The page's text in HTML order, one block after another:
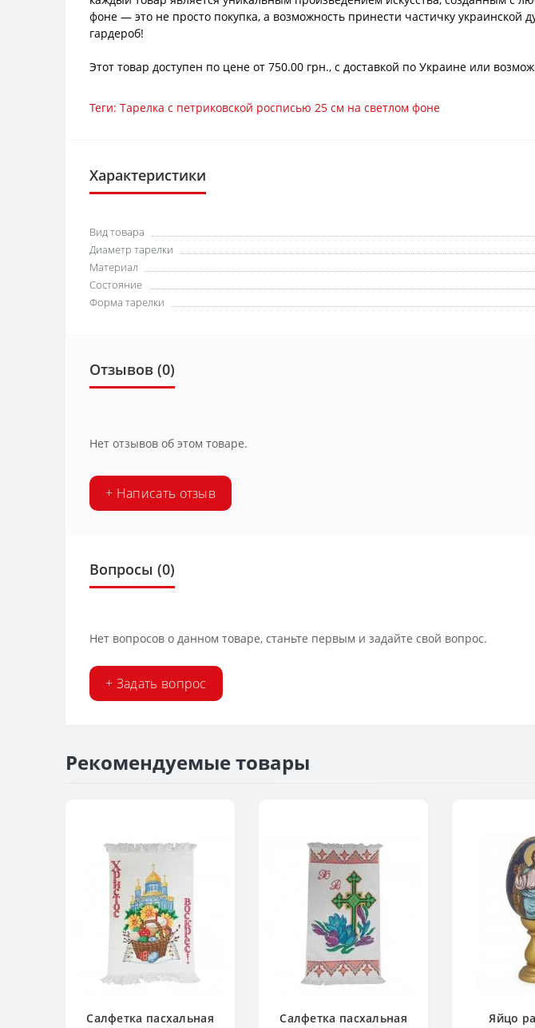
фоне — это не просто покупка, а возможность принести частичку
гардероб!
Этот товар доступен по цене от 750.00 грн., с доставкой по Украине или
Теги:Тарелка с петриковской росписью 25 см на светлом фоне
Характеристики
Вид товара
Диаметр тарелки
Материал
Состояние
Форма тарелки
Отзывов (0)
Нет отзывов об этом товаре.
+ Написать отзыв
Вопросы (0)
Нет вопросов о данном товаре, станьте первым и задайте свой вопрос.
+ Задать вопрос
Рекомендуемые товары
Салфетка пасхальная
Салфетка пасхальная
Яйцо